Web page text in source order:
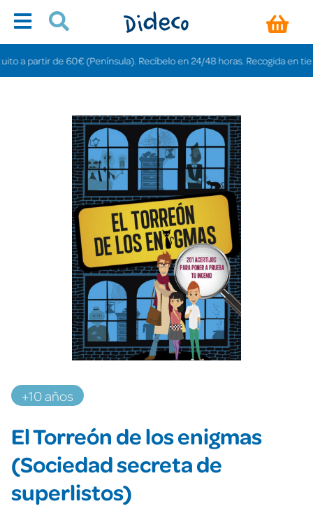
a partir de 60€ (Península). Recíbelo en 24/48 horas. Recogida en
+10 años
El Torreón de los enigmas
(Sociedad secreta de
superlistos)